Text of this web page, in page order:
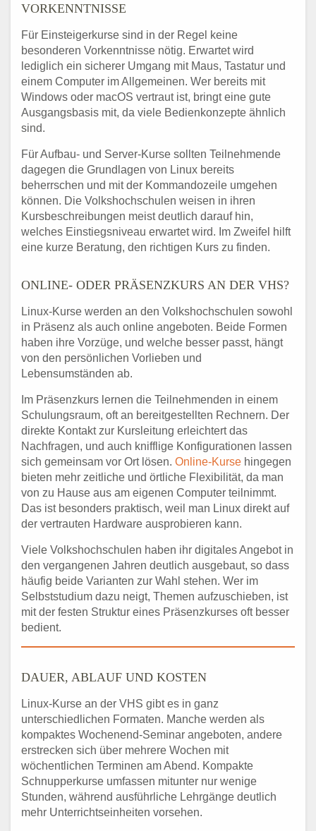
VORKENNTNISSE
Für Einsteigerkurse sind in der Regel keine
besonderen Vorkenntnisse nötig. Erwartet wird
lediglich ein sicherer Umgang mit Maus, Tastatur und
einem Computer im Allgemeinen. Wer bereits mit
Windows oder macOS vertraut ist, bringt eine gute
Ausgangsbasis mit, da viele Bedienkonzepte ähnlich
sind.
Für Aufbau- und Server-Kurse sollten Teilnehmende
dagegen die Grundlagen von Linux bereits
beherrschen und mit der Kommandozeile umgehen
können. Die Volkshochschulen weisen in ihren
Kursbeschreibungen meist deutlich darauf hin,
welches Einstiegsniveau erwartet wird. Im Zweifel hilft
eine kurze Beratung, den richtigen Kurs zu finden.
ONLINE- ODER PRÄSENZKURS AN DER VHS?
Linux-Kurse werden an den Volkshochschulen sowohl
in Präsenz als auch online angeboten. Beide Formen
haben ihre Vorzüge, und welche besser passt, hängt
von den persönlichen Vorlieben und
Lebensumständen ab.
Im Präsenzkurs lernen die Teilnehmenden in einem
Schulungsraum, oft an bereitgestellten Rechnern. Der
direkte Kontakt zur Kursleitung erleichtert das
Nachfragen, und auch knifflige Konfigurationen lassen
sich gemeinsam vor Ort lösen. Online-Kurse hingegen
bieten mehr zeitliche und örtliche Flexibilität, da man
von zu Hause aus am eigenen Computer teilnimmt.
Das ist besonders praktisch, weil man Linux direkt auf
der vertrauten Hardware ausprobieren kann.
Viele Volkshochschulen haben ihr digitales Angebot in
den vergangenen Jahren deutlich ausgebaut, so dass
häufig beide Varianten zur Wahl stehen. Wer im
Selbststudium dazu neigt, Themen aufzuschieben, ist
mit der festen Struktur eines Präsenzkurses oft besser
bedient.
DAUER, ABLAUF UND KOSTEN
Linux-Kurse an der VHS gibt es in ganz
unterschiedlichen Formaten. Manche werden als
kompaktes Wochenend-Seminar angeboten, andere
erstrecken sich über mehrere Wochen mit
wöchentlichen Terminen am Abend. Kompakte
Schnupperkurse umfassen mitunter nur wenige
Stunden, während ausführliche Lehrgänge deutlich
mehr Unterrichtseinheiten vorsehen.